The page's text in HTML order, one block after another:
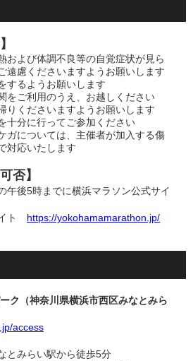
および体調不良等の自覚症状が見ら
遠慮くださいますようお願いします
するようお願いします
をご利用のうえ、お越しください
りくださいますようお願いします
十分に行ってご参加ください
ガについては、主催者が加入する傷
対応いたします
否】
午後5時までに横浜マラソン公式サイ
ト https://yokohamamarathon.jp/
ク（神奈川県横浜市西区みなとみら
access
とみらい駅から徒歩5分